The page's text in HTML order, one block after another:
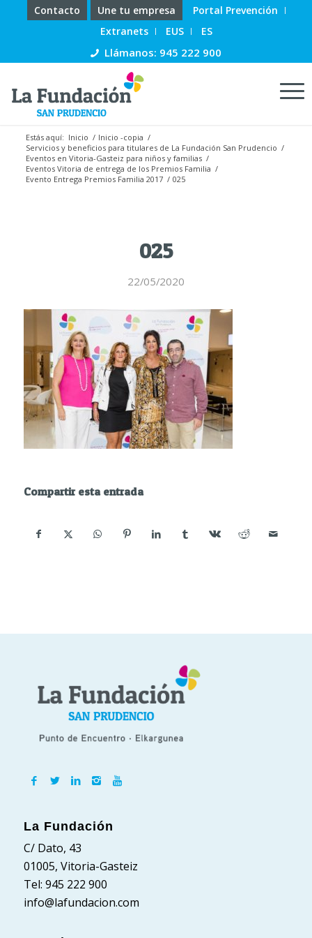
Contacto Une tu empresa
Portal Prevención
Extranets
EUS ES
Llámanos: 945 222 900
Estás aquí: Inicio / Inicio -copia /
Servicios y beneficios para titulares de La Fundación San Prudencio /
Eventos en Vitoria-Gasteiz para niños y familias /
Eventos Vitoria de entrega de los Premios Familia /
Evento Entrega Premios Familia 2017 / 025
025
22/05/2020
Compartir esta entrada
La Fundación
C/ Dato, 43
01005, Vitoria-Gasteiz
Tel: 945 222 900
info@lafundacion.com